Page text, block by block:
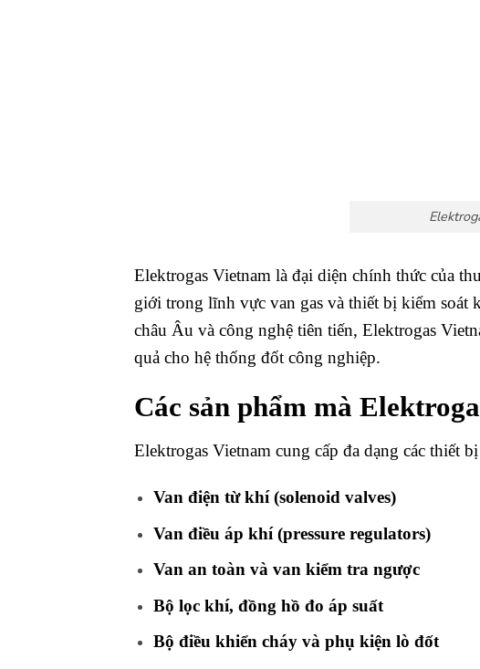
Elektrogas Vietnam là đại diện chính thức của
giới trong lĩnh vực van gas và thiết bị kiểm
châu Âu và công nghệ tiên tiến, Elektrogas
quả cho hệ thống đốt công nghiệp.
Các sản phẩm mà
Elektrogas Vietnam cung cấp đa dạng các thiết
Van điện từ khí (solenoid valves)
Van điều áp khí (pressure regulators)
Van an toàn và van kiểm tra ngược
Bộ lọc khí, đồng hồ đo áp suất
Bộ điều khiển cháy và phụ kiện lò đốt